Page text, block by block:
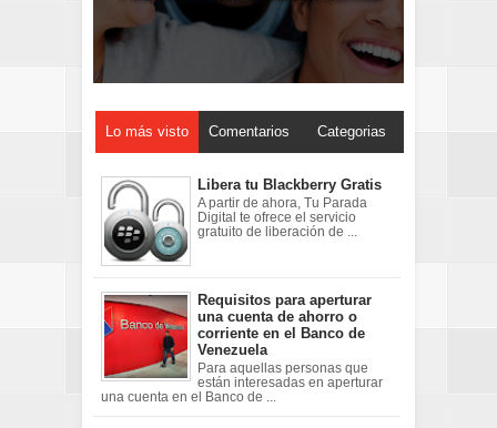
Lo más visto Comentarios Categorias
Libera tu Blackberry Gratis
A partir de ahora, Tu Parada
Digital te ofrece el servicio
gratuito de liberación de ...
Requisitos para aperturar
una cuenta de ahorro o
corriente en el Banco de
Venezuela
Para aquellas personas que
están interesadas en aperturar
una cuenta en el Banco de ...